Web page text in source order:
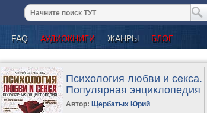
FAQ АУДИОКНИГИ ЖАНРЫ БЛОГ
Психология любви и секса.
Популярная энциклопедия
Автор: Щербатых Юрий